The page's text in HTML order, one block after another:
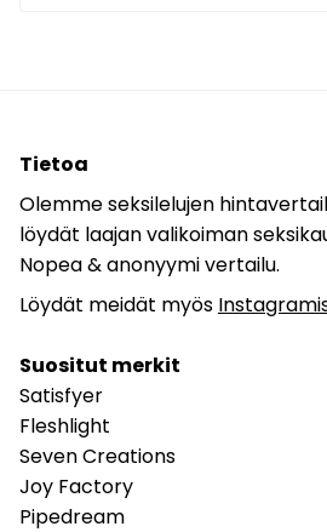
Tietoa
Olemme seksilelujen
löydät laajan valikoiman
Nopea & anonyymi vertailu.
Löydät meidät myös
Suositut merkit
Satisfyer
Fleshlight
Seven Creations
Joy Factory
Pipedream